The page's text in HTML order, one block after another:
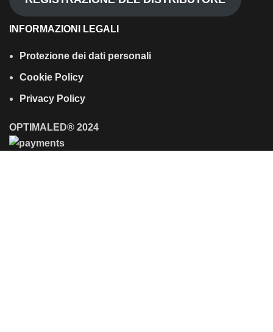
INFORMAZIONI LEGALI
Protezione dei dati personali
Cookie Policy
Privacy Policy
OPTIMALED® 2024